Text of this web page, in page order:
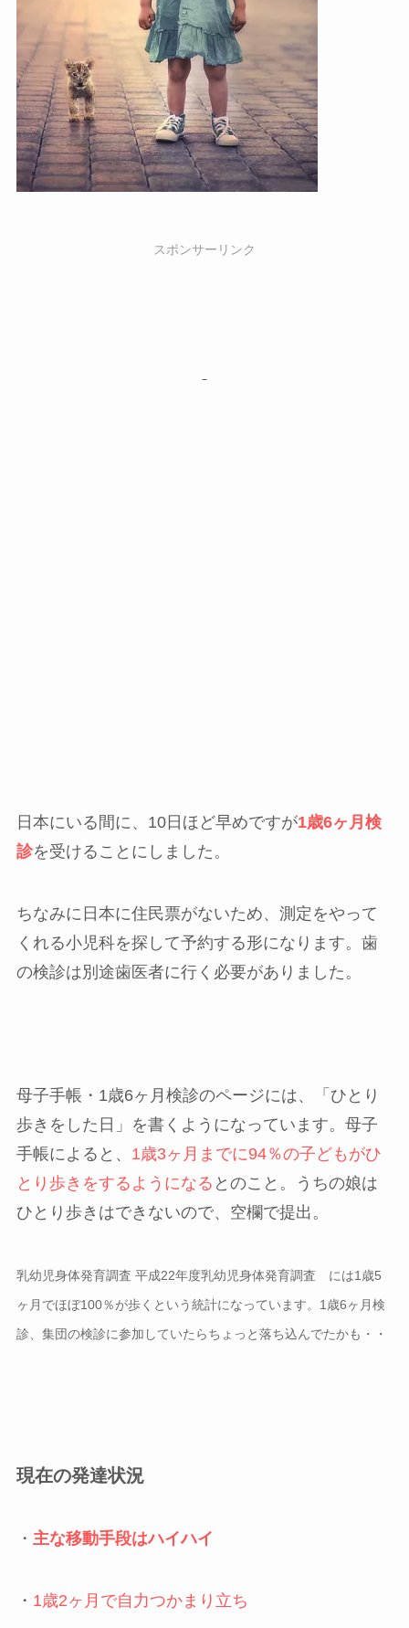
スポンサーリンク
日本にいる間に、10日ほど早めですが1歳6ヶ月検
診を受けることにしました。
ちなみに日本に住民票がないため、測定をやって
くれる小児科を探して予約する形になります。歯
の検診は別途歯医者に行く必要がありました。
母子手帳・1歳6ヶ月検診のページには、「ひとり
歩きをした日」を書くようになっています。母子
手帳によると、 1歳3ヶ月までに94％の子どもがひ
とり歩きをするようになる とのこと。うちの娘は
ひとり歩きはできないので、空欄で提出。
乳幼児身体発育調査 平成22年度乳幼児身体発育調査 には1歳5
ヶ月でほぼ100％が歩くという統計になっています。1歳6ヶ月検
診、集団の検診に参加していたらちょっと落ち込んでたかも・・
現在の発達状況
・ 主な移動手段はハイハイ
・ 1歳2ヶ月で自力つかまり立ち